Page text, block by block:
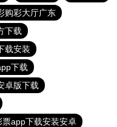
购彩大厅广东
下载
载安装
下载
卓版下载
票app下载安装安卓